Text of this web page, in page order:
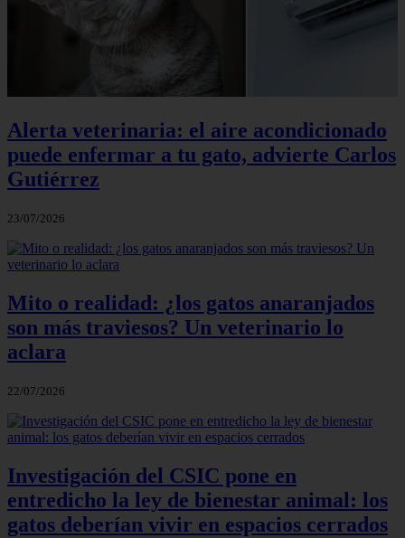
Alerta veterinaria: el aire acondicionado
puede enfermar a tu gato, advierte Carlos
Gutiérrez
23/07/2026
Mito o realidad: ¿los gatos anaranjados
son más traviesos? Un veterinario lo
aclara
22/07/2026
Investigación del CSIC pone en
entredicho la ley de bienestar animal: los
gatos deberían vivir en espacios cerrados